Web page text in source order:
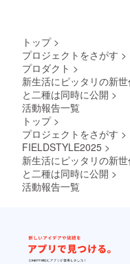
トップ >
プロジェクトをさがす >
プロダクト >
新生活にピッタリの新
と二種は同時に公開 >
活動報告一覧
トップ >
プロジェクトをさがす >
FIELDSTYLE2025 >
新生活にピッタリの新
と二種は同時に公開 >
活動報告一覧